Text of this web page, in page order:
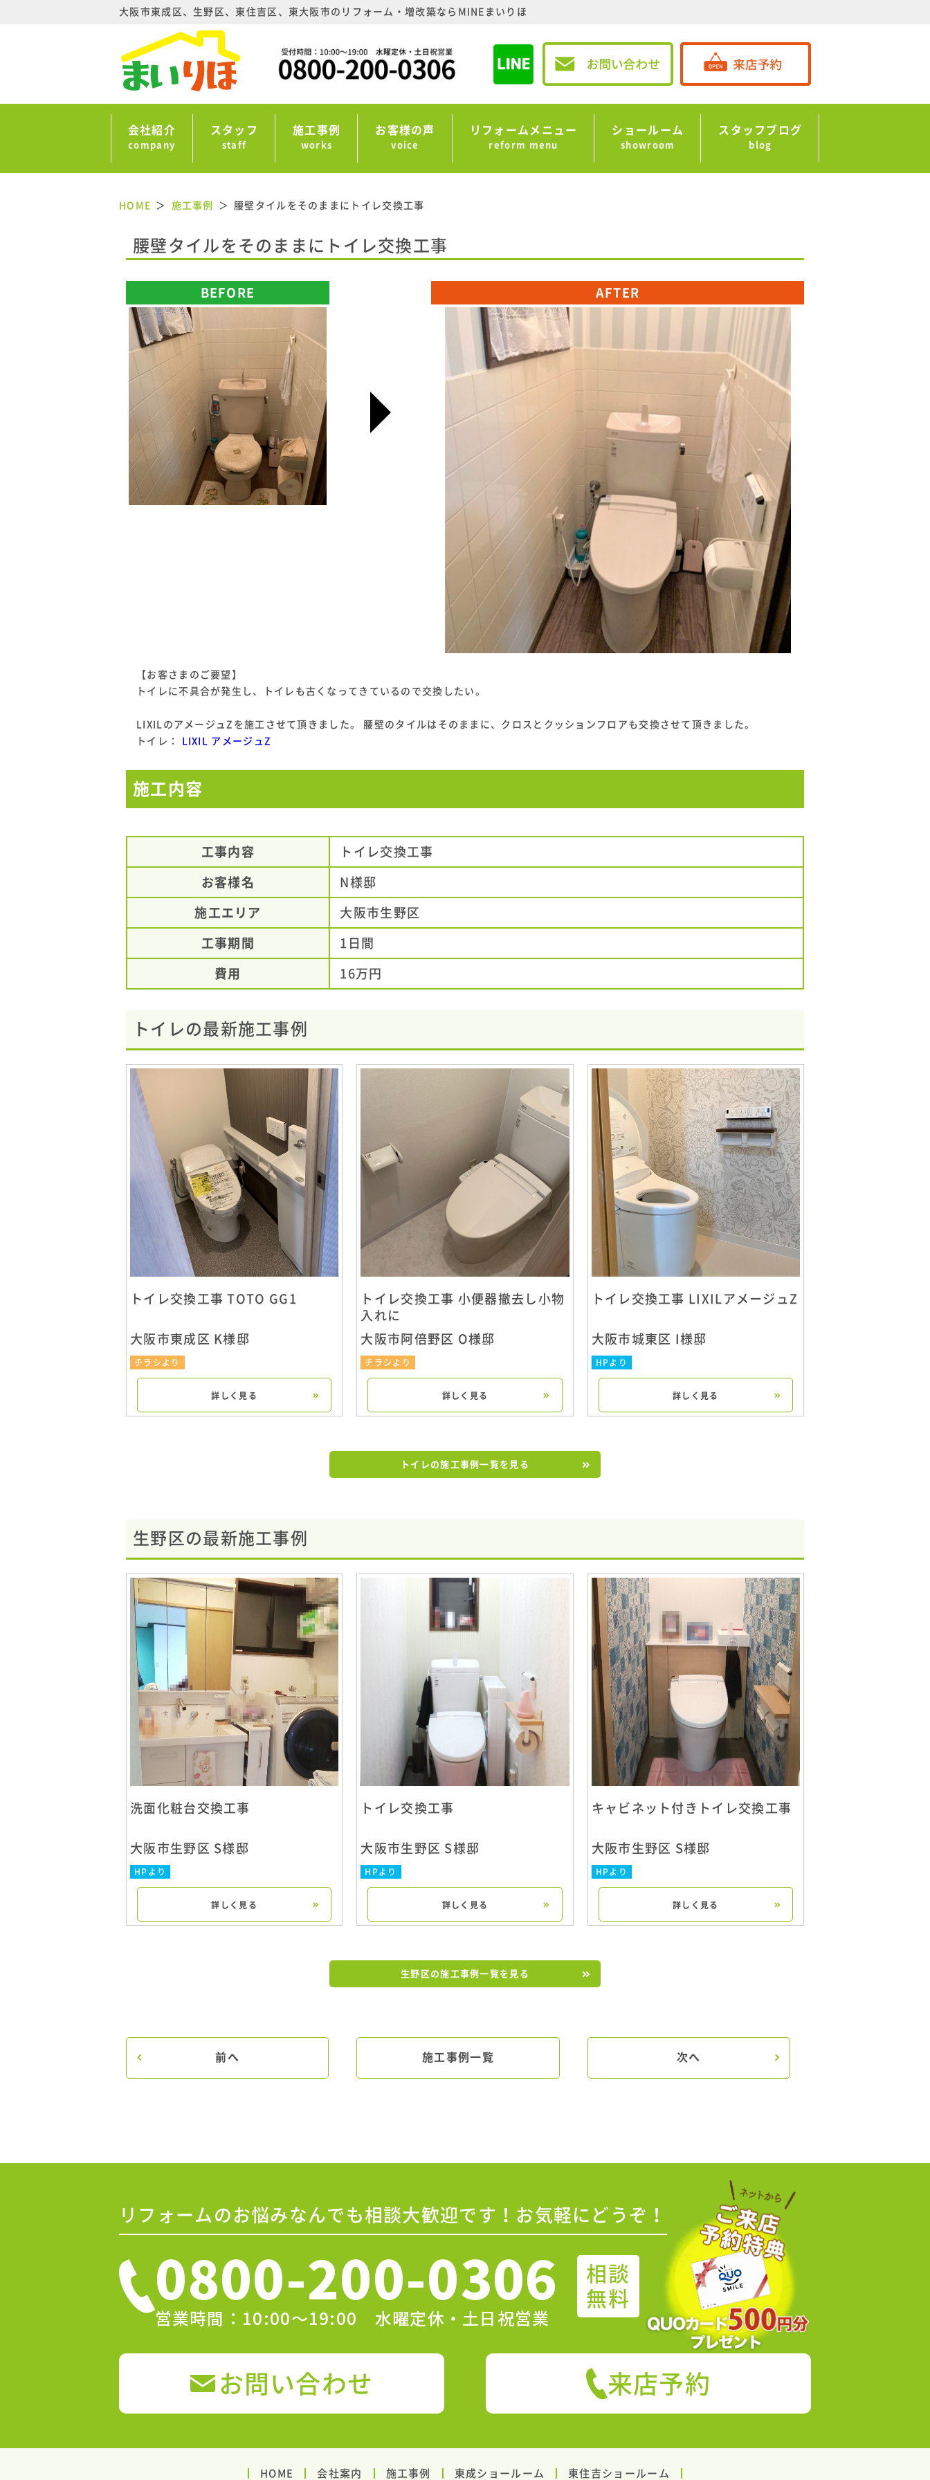
大阪市東成区、生野区、東住吉区、東大阪市のリフォーム・増改築ならMINEまいりほ
会社紹介
company
スタッフ
staff
施工事例
works
お客様の声
voice
リフォームメニュー
reform menu
ショールーム
showroom
スタッフブログ
blog
HOME 施工事例 腰壁タイルをそのままにトイレ交換工事
腰壁タイルをそのままにトイレ交換工事
AFTER
BEFORE
【お客さまのご要望】
トイレに不具合が発生し、トイレも古くなってきているので交換したい。
LIXILのアメージュZを施工させて頂きました。 腰壁のタイルはそのままに、クロスとクッションフロアも交換させて頂きました。
トイレ：
LIXIL アメージュZ
施工内容
工事内容 トイレ交換工事
お客様名 N様邸
施工エリア 大阪市生野区
工事期間 1日間
費用 16万円
トイレの最新施工事例
トイレ交換工事 TOTO GG1
大阪市東成区 K様邸
チラシより
詳しく見る
トイレ交換工事 小便器撤去し小物
入れに
大阪市阿倍野区 O様邸
チラシより
詳しく見る
トイレ交換工事 LIXILアメージュZ
大阪市城東区 I様邸
HPより
詳しく見る
トイレの施工事例一覧を見る
生野区の最新施工事例
洗面化粧台交換工事
大阪市生野区 S様邸
HPより
詳しく見る
トイレ交換工事
大阪市生野区 S様邸
HPより
詳しく見る
キャビネット付きトイレ交換工事
大阪市生野区 S様邸
HPより
詳しく見る
生野区の施工事例一覧を見る
前へ 施工事例一覧 次へ
リフォームのお悩みなんでも相談大歓迎です！お気軽にどうぞ！
0800-200-0306
営業時間：10:00〜19:00 水曜定休・土日祝営業
相談
無料
お問い合わせ 来店予約
HOME 会社案内 施工事例 東成ショールーム 東住吉ショールーム